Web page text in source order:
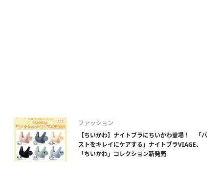
ファッション
【ちいかわ】ナイトブラにちいかわ登場！ 「バ
ストをキレイにケアする」ナイトブラVIAGE、
「ちいかわ」コレクション新発売